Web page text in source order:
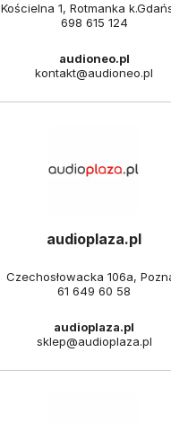
Kościelna 1, Rotmanka
698 615 124
audioneo.pl
kontakt@audioneo.pl
audioplaza.pl
Czechosłowacka 106a,
61 649 60 58
audioplaza.pl
sklep@audioplaza.pl